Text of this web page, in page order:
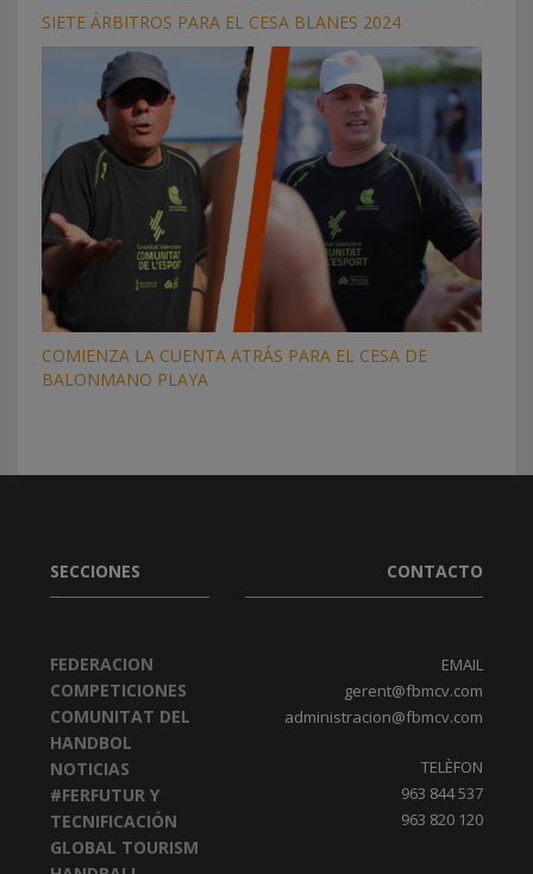
SIETE ÁRBITROS PARA EL CESA BLANES 2024
COMIENZA LA CUENTA ATRÁS PARA EL CESA DE
BALONMANO PLAYA
SECCIONES
FEDERACION
COMPETICIONES
COMUNITAT DEL
HANDBOL
NOTICIAS
#FERFUTUR Y
TECNIFICACIÓN
GLOBAL TOURISM
CONTACTO
EMAIL
gerent@fbmcv.com
administracion@fbmcv.com
TELÈFON
963 844 537
963 820 120